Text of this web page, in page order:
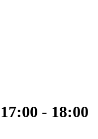
- 18:00